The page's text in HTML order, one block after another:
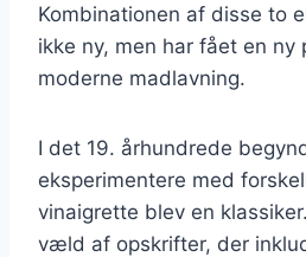
Kombinationen af disse to
ikke ny, men har fået en ny
moderne madlavning.
I det 19. århundrede
eksperimentere med
vinaigrette blev en
væld af opskrifter, der